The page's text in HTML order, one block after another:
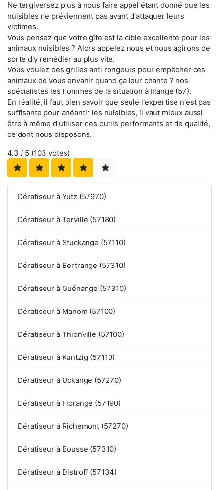
Ne tergiversez plus à nous faire appel étant donné que les
nuisibles ne préviennent pas avant d'attaquer leurs
victimes.
Vous pensez que votre gîte est la cible excellente pour les
animaux nuisibles ? Alors appelez nous et nous agirons de
sorte d'y remédier au plus vite.
Vous voulez des grilles anti rongeurs pour empêcher ces
animaux de vous envahir quand ça leur chante ? nos
spécialistes les hommes de la situation à Illange (57).
En réalité, il faut bien savoir que seule l'expertise n'est pas
suffisante pour anéantir les nuisibles, il vaut mieux aussi
être à même d'utiliser des outils performants et de qualité,
ce dont nous disposons.
4.3 / 5 (103 votes)
Dératiseur à Yutz (57970)
Dératiseur à Terville (57180)
Dératiseur à Stuckange (57110)
Dératiseur à Bertrange (57310)
Dératiseur à Guénange (57310)
Dératiseur à Manom (57100)
Dératiseur à Thionville (57100)
Dératiseur à Kuntzig (57110)
Dératiseur à Uckange (57270)
Dératiseur à Florange (57190)
Dératiseur à Richemont (57270)
Dératiseur à Bousse (57310)
Dératiseur à Distroff (57134)